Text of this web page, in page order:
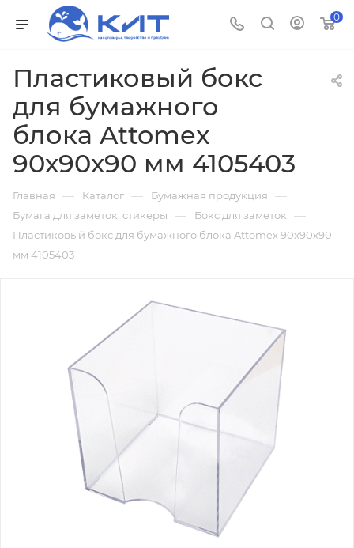
0
Пластиковый бокс
для бумажного
блока Attomex
90х90х90 мм 4105403
Главная — Каталог — Бумажная продукция —
Бумага для заметок, стикеры — Бокс для заметок —
Пластиковый бокс для бумажного блока Attomex 90х90х90
мм 4105403